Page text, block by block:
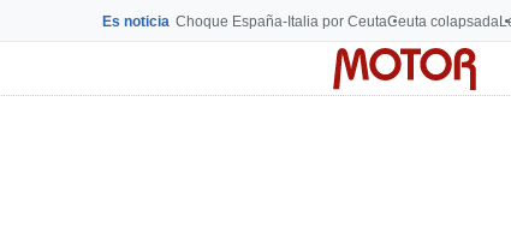
Es noticia Choque España-Italia por CeutaCeuta colapsada